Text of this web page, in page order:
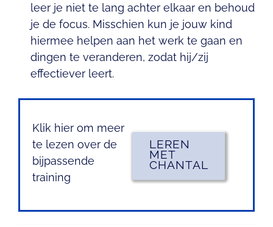
leer je niet te lang achter elkaar en behoud
je de focus. Misschien kun je jouw kind
hiermee helpen aan het werk te gaan en
dingen te veranderen, zodat hij/zij
effectiever leert.
Klik hier om meer
te lezen over de
bijpassende
training
LEREN
MET
CHANTAL